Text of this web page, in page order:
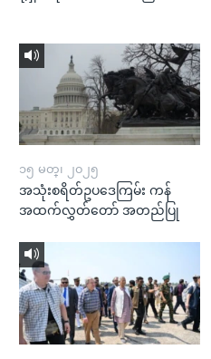
၁၅ မတ္၊ ၂၀၂၅
အသုံးစရိတ်ဥပဒေကြမ်း ကန်
အထက်လွှတ်တော် အတည်ပြု